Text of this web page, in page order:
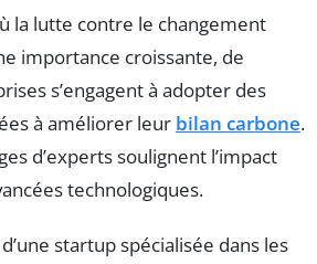
la lutte contre le changement
importance croissante, de
s’engagent à adopter des
à améliorer leur bilan carbone.
d’experts soulignent l’impact
technologiques.
startup spécialisée dans les